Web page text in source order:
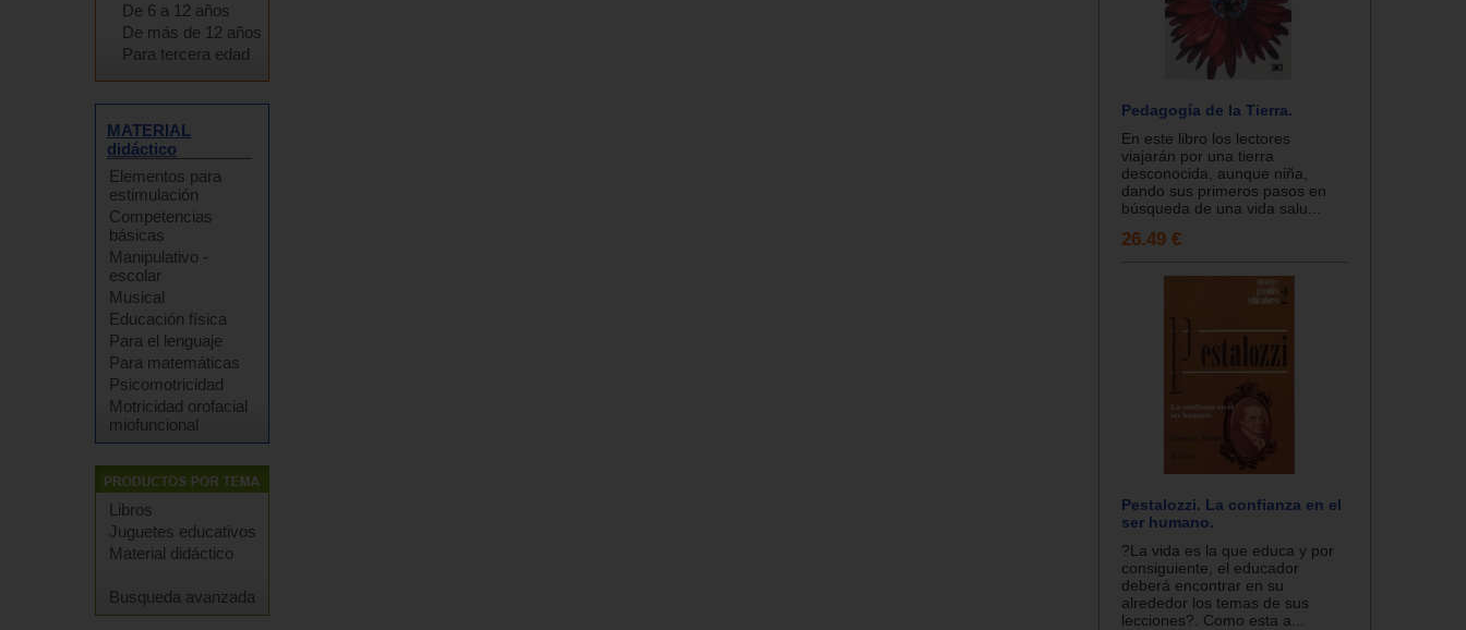
De 6 a 12 años
De más de 12 años
Para tercera edad
MATERIAL
didáctico
Elementos para
estimulación
Competencias
básicas
Manipulativo -
escolar
Musical
Educación física
Para el lenguaje
Para matemáticas
Psicomotricidad
Motricidad orofacial
miofuncional
Libros
Juguetes educativos
Material didáctico
Busqueda avanzada
Pedagogía de la Tierra.
En este libro los lectores
viajarán por una tierra
desconocida, aunque niña,
dando sus primeros pasos en
búsqueda de una vida salu...
26.49 €
Pestalozzi. La confianza en el
ser humano.
?La vida es la que educa y por
consiguiente, el educador
deberá encontrar en su
alrededor los temas de sus
lecciones?. Como esta a...